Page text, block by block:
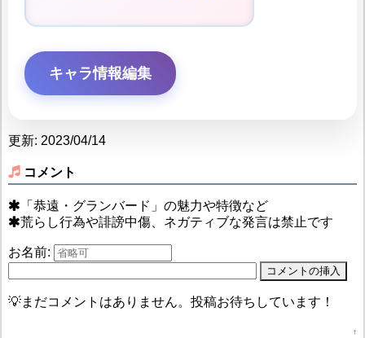
キャラ情報編集
更新: 2023/04/14
コメント
「恭遠・グランバード」の魅力や特徴など
荒らし行為や誹謗中傷、ネガティブな発言は禁止です
お名前:
💡まだコメントはありません。投稿お待ちしています！
↑